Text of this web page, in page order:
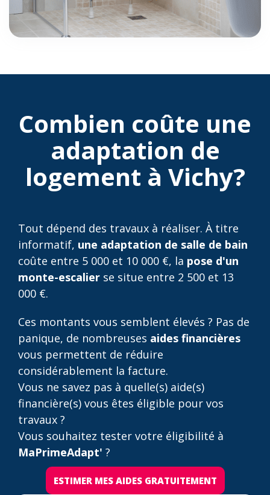
Combien coûte une
adaptation de
logement à Vichy?
Tout dépend des travaux à réaliser. À titre
informatif, une adaptation de salle de bain
coûte entre 5 000 et 10 000 €, la pose d'un
monte-escalier se situe entre 2 500 et 13
000 €.
Ces montants vous semblent élevés ? Pas de
panique, de nombreuses aides financières
vous permettent de réduire
considérablement la facture.
Vous ne savez pas à quelle(s) aide(s)
financière(s) vous êtes éligible pour vos
travaux ?
Vous souhaitez tester votre éligibilité à
MaPrimeAdapt' ?
ESTIMER MES AIDES GRATUITEMENT